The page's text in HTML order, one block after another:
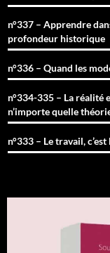
n°337 – Apprendre
profondeur historique
n°336 – Quand les
n°334-335 – La réalité
n’importe quelle
n°333 – Le travail,